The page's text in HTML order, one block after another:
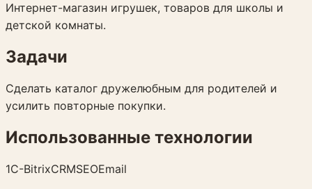
Интернет-магазин игрушек, товаров для школы и
детской комнаты.
Задачи
Сделать каталог дружелюбным для родителей и
усилить повторные покупки.
Использованные технологии
1C-BitrixCRMSEOEmail